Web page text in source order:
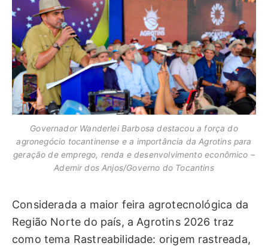
Governador Wanderlei Barbosa destacou a força do
agronegócio tocantinense e a importância da Agrotins para
geração de emprego, renda e desenvolvimento econômico –
Ademir dos Anjos/Governo do Tocantins
Considerada a maior feira agrotecnológica da
Região Norte do país, a Agrotins 2026 traz
como tema Rastreabilidade: origem rastreada,